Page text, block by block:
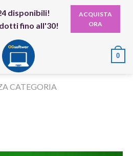
disponibili!
fino all'30!
ACQUISTA
ORA
0
CATEGORIA